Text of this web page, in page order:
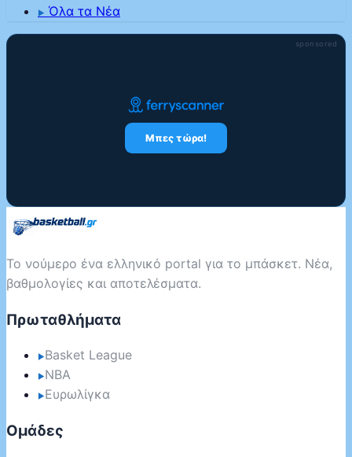
▶ Όλα τα Νέα
Μπες τώρα!
sponsored
Το νούμερο ένα ελληνικό portal για το μπάσκετ. Νέα,
βαθμολογίες και αποτελέσματα.
Πρωταθλήματα
▶Basket League
▶NBA
▶Ευρωλίγκα
Ομάδες